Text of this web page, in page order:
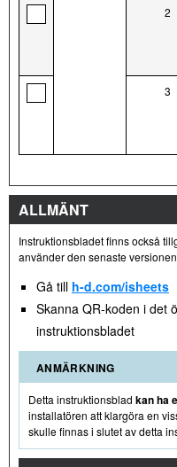
2
3
ALLMÄNT
Instruktionsbladet finns också
använder den senaste
Gå till h-d.com/isheets
Skanna QR-koden i det
instruktionsbladet
ANMÄRKNING
Detta instruktionsblad kan ha
installatören att klargöra en
skulle finnas i slutet av detta